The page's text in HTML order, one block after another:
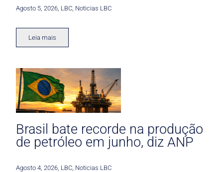
Agosto 5, 2026 LBC Noticias LBC
Leia mais
Brasil bate recorde na produção
de petróleo em junho, diz ANP
Agosto 4, 2026 LBC Noticias LBC